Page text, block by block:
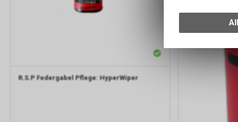
R.S.P Federgabel Pflege: HyperWiper